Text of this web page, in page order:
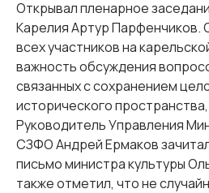
Открывал пленарное
Карелия Артур Парфенчиков.
всех участников на
важность обсуждения
связанных с сохранением
исторического
Руководитель Управления
СЗФО Андрей Ермаков
письмо министра культуры
также отметил, что не